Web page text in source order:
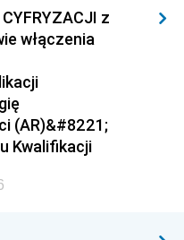
z
włączenia
(AR)&#8221;
Kwalifikacji